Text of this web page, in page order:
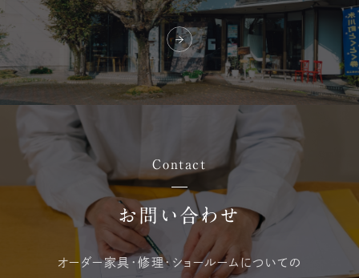
Contact
お問い合わせ
オーダー家具・修理・ ショールームについての